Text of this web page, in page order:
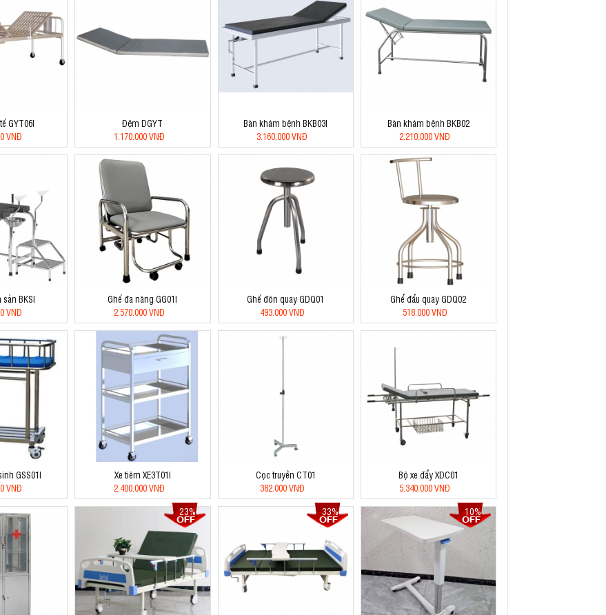
GYT06I
VNĐ
Đệm DGYT
1.170.000 VNĐ
Bàn khám bệnh BKB03I
3.160.000 VNĐ
Bàn khám bệnh BKB02
2.210.000 VNĐ
BKSI
VNĐ
Ghế đa năng GG01I
2.570.000 VNĐ
Ghế đôn quay GDQ01
493.000 VNĐ
Ghể đẩu quay GDQ02
518.000 VNĐ
GSS01I
VNĐ
Xe tiêm XE3T01I
2.400.000 VNĐ
Cọc truyền CT01
382.000 VNĐ
Bộ xe đẩy XDC01
5.340.000 VNĐ
23% 33% 10%